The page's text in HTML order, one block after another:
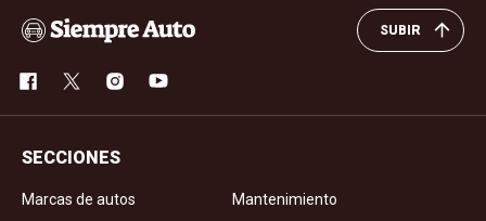
SUBIR
SECCIONES
Marcas de autos Mantenimiento